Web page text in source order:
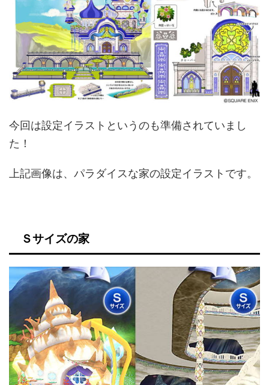
今回は設定イラストというのも準備されていまし
た！
上記画像は、パラダイスな家の設定イラストです。
Ｓサイズの家